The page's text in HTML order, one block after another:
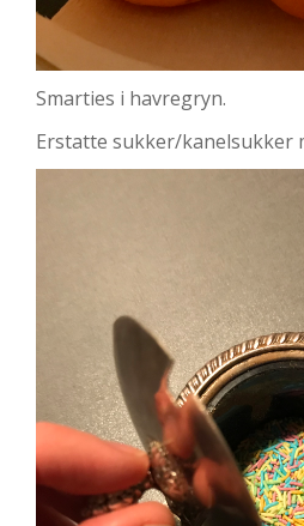
Smarties i havregryn.
Erstatte sukker/kanelsukker